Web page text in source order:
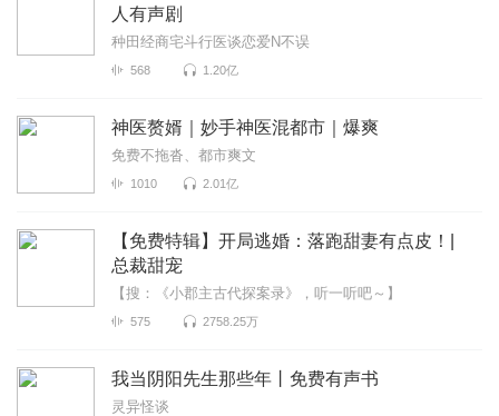
人有声剧
种田经商宅斗行医谈恋爱N不误
568 1.20亿
神医赘婿｜妙手神医混都市｜爆爽
免费不拖沓、都市爽文
1010 2.01亿
【免费特辑】开局逃婚：落跑甜妻有点皮！|
总裁甜宠
【搜：《小郡主古代探案录》，听一听吧～】
575 2758.25万
我当阴阳先生那些年丨免费有声书
灵异怪谈